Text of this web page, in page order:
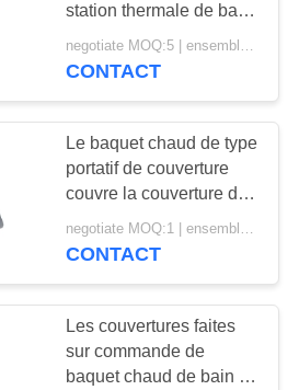
de station
de
de
46
station thermale de bain
couvre les coins
arrondis de résistance
CONTACT
Le baquet chaud de type
portatif de couverture
couvre la couverture de
station thermale isolée
par rendement
negotiate MOQ:1 | ensemble 100
CONTACT
Les couvertures faites
sur commande de
baquet chaud de bain de